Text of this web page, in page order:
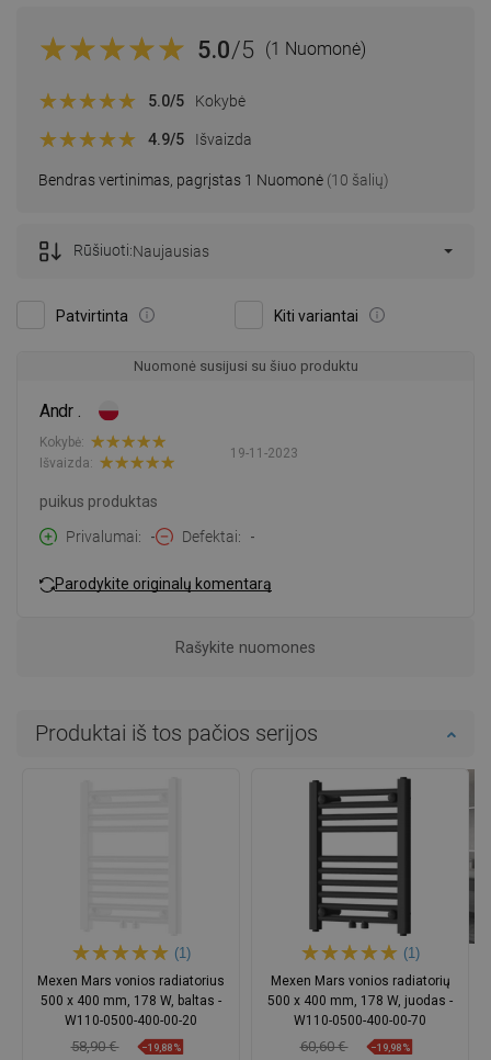
5.0/5 (1 Nuomonė)
Bendras vertinimas, pagrįstas 1 Nuomonė (10 šalių)
5.0/5 Kokybė
4.9/5 Išvaizda
Patvirtinta Kiti variantai
Rūšiuoti:Naujausias
Nuomonė susijusi su šiuo produktu
Andr .
19-11-2023
Kokybė:
Išvaizda:
puikus produktas
Privalumai
- Defektai -
Parodykite originalų komentarą
Rašykite nuomones
Produktai iš tos pačios serijos
(1)
Mexen Mars vonios radiatorius
500 x 400 mm, 178 W, baltas -
W110-0500-400-00-20
58,90 € −19,88%
(1)
Mexen Mars vonios radiatorių
500 x 400 mm, 178 W, juodas -
W110-0500-400-00-70
60,60 € −19,98%